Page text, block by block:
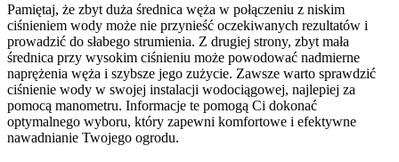
Pamiętaj, że zbyt duża średnica węża w połączeniu z niskim
ciśnieniem wody może nie przynieść oczekiwanych rezultatów i
prowadzić do słabego strumienia. Z drugiej strony, zbyt mała
średnica przy wysokim ciśnieniu może powodować nadmierne
naprężenia węża i szybsze jego zużycie. Zawsze warto sprawdzić
ciśnienie wody w swojej instalacji wodociągowej, najlepiej za
pomocą manometru. Informacje te pomogą Ci dokonać
optymalnego wyboru, który zapewni komfortowe i efektywne
nawadnianie Twojego ogrodu.